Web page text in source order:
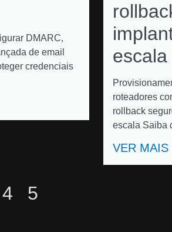
DMARC,
de email
credenciais
escala
roteadores
rollback
escala Saiba
VER MAIS
4 5